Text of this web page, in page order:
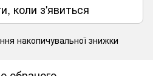
коли з'явиться
накопичувальної знижки